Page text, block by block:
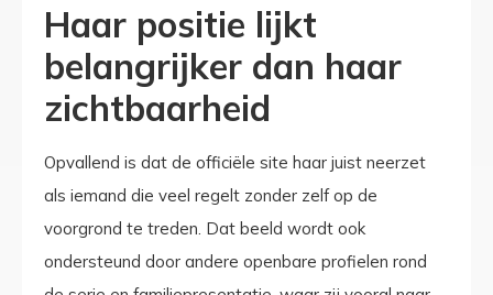
Haar positie lijkt
belangrijker dan haar
zichtbaarheid
Opvallend is dat de officiële site haar juist neerzet
als iemand die veel regelt zonder zelf op de
voorgrond te treden. Dat beeld wordt ook
ondersteund door andere openbare profielen rond